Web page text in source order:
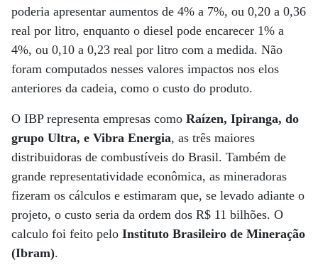
poderia apresentar aumentos de 4% a 7%, ou 0,20 a 0,36
real por litro, enquanto o diesel pode encarecer 1% a
4%, ou 0,10 a 0,23 real por litro com a medida. Não
foram computados nesses valores impactos nos elos
anteriores da cadeia, como o custo do produto.
O IBP representa empresas como Raízen, Ipiranga, do
grupo Ultra, e Vibra Energia, as três maiores
distribuidoras de combustíveis do Brasil. Também de
grande representatividade econômica, as mineradoras
fizeram os cálculos e estimaram que, se levado adiante o
projeto, o custo seria da ordem dos R$ 11 bilhões. O
calculo foi feito pelo Instituto Brasileiro de Mineração
(Ibram).